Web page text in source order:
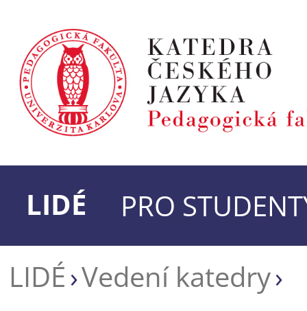
LIDÉ
PRO
LIDÉ Vedení katedry